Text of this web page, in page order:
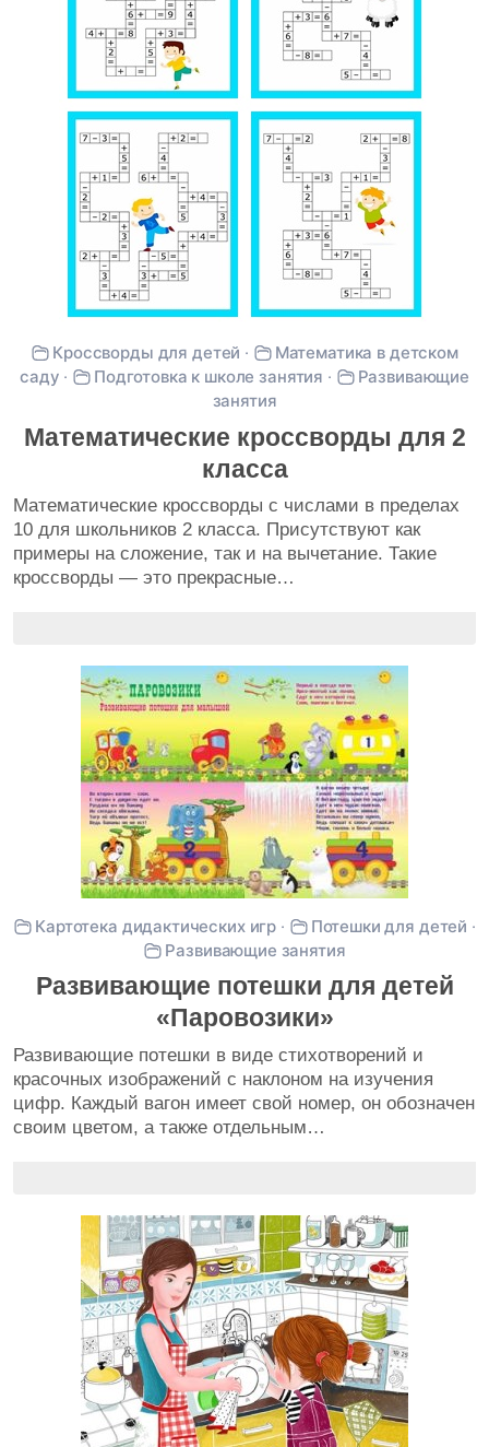
Кроссворды для детей ·
Математика в детском
саду · Подготовка к школе занятия ·
Развивающие
занятия
Математические кроссворды для 2
класса
Математические кроссворды с числами в пределах
10 для школьников 2 класса. Присутствуют как
примеры на сложение, так и на вычетание. Такие
кроссворды — это прекрасные…
Картотека дидактических игр · Потешки для детей ·
Развивающие занятия
Развивающие потешки для детей
«Паровозики»
Развивающие потешки в виде стихотворений и
красочных изображений с наклоном на изучения
цифр. Каждый вагон имеет свой номер, он обозначен
своим цветом, а также отдельным…